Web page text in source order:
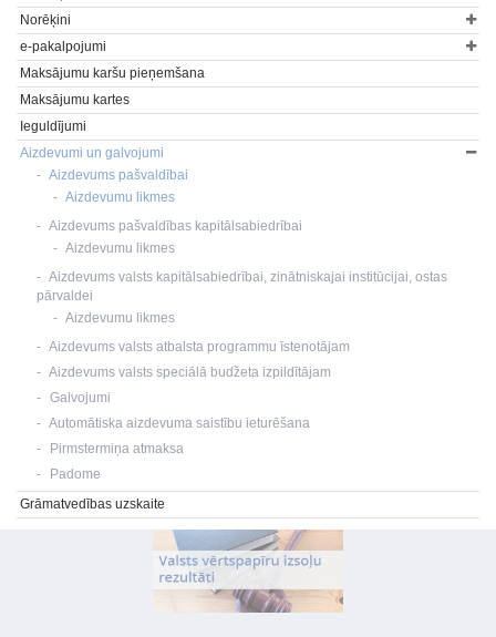
Norēķini
e-pakalpojumi
Maksājumu karšu pieņemšana
Maksājumu kartes
Ieguldījumi
Aizdevumi un galvojumi
Aizdevums pašvaldībai
Aizdevumu likmes
Aizdevums pašvaldības kapitālsabiedrībai
Aizdevumu likmes
Aizdevums valsts kapitālsabiedrībai, zinātniskajai institūcijai, ostas
pārvaldei
Aizdevumu likmes
Aizdevums valsts atbalsta programmu īstenotājam
Aizdevums valsts speciālā budžeta izpildītājam
Galvojumi
Automātiska aizdevuma saistību ieturēšana
Pirmstermiņa atmaksa
Padome
Grāmatvedības uzskaite